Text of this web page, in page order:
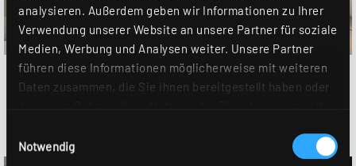
analysieren. Außerdem geben wir Informationen zu Ihrer
Verwendung unserer Website an unsere Partner für soziale
Medien, Werbung und Analysen weiter. Unsere Partner
führen diese Informationen möglicherweise mit weiteren
Daten zusammen, die Sie ihnen bereitgestellt haben oder
Sie unsere Webseite weiterhin nutzen. Weitere Details
Notwendig